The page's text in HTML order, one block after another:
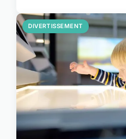
DIVERTISSEMENT